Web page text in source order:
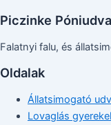
Piczinke
Falatnyi falu, és
Oldalak
Állatsimogató
Lovaglás